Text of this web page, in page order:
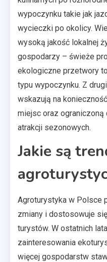
wypoczynku takie jak
wycieczki po okolicy.
wysoką jakość lokalnej
gospodarzy – świeże
ekologiczne przetwory
typu wypoczynku. Z
wskazują na
miejsc oraz
atrakcji sezonowych.
Jakie są
Agroturystyka w Polsce
zmiany i dostosowuje
turystów. W ostatnich
zainteresowania
więcej gospodarstw